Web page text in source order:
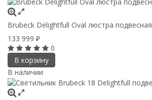
Brubeck Delightfull Oval люстра подвесная
133 999 ₽
0
В корзину
В наличии